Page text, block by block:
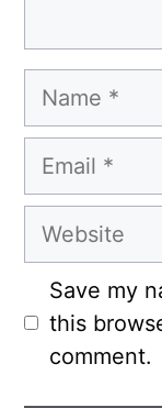
Name
Email
Website
Save my
this
comment.